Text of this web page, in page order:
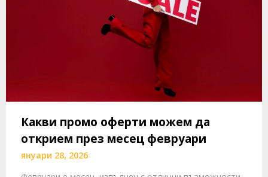
Какви промо оферти можем да
открием през месец февруари
януари 28, 2026